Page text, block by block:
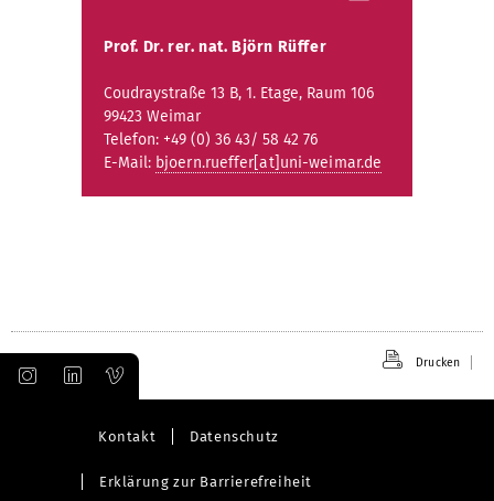
Prof. Dr. rer. nat. Björn Rüffer
Coudraystraße 13 B, 1. Etage, Raum 106
99423 Weimar
Telefon: +49 (0) 36 43/ 58 42 76
E-Mail: bjoern.rueffer[at]uni-weimar.de
Drucken
Kontakt Datenschutz
Erklärung zur Barrierefreiheit